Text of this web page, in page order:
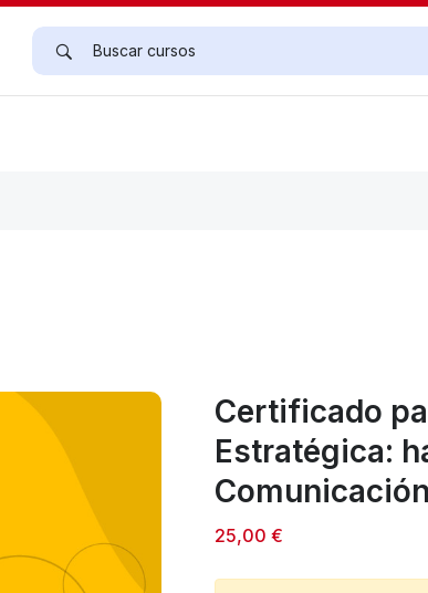
Certificado
Estratégica:
25,00 €